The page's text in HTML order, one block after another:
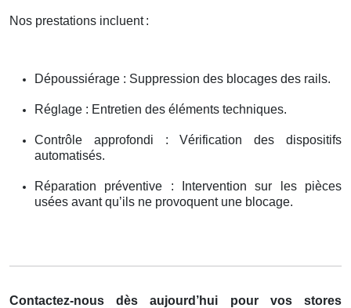
Nos prestations incluent :
Dépoussiérage : Suppression des blocages des rails.
Réglage : Entretien des éléments techniques.
Contrôle approfondi : Vérification des dispositifs
automatisés.
Réparation préventive : Intervention sur les pièces
usées avant qu’ils ne provoquent une blocage.
Contactez-nous dès aujourd’hui pour vos stores